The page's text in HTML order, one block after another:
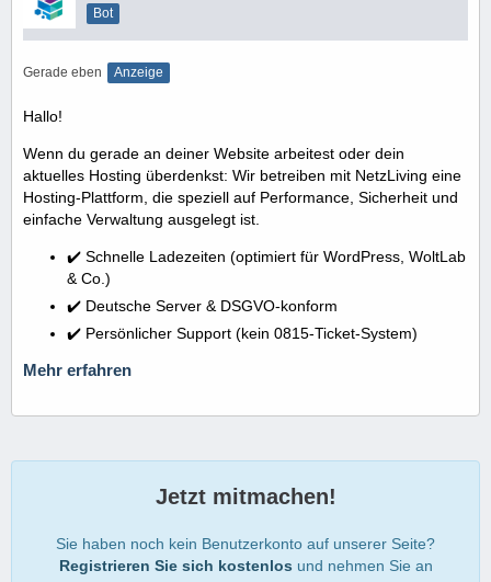
Bot
Gerade eben Anzeige
Hallo!
Wenn du gerade an deiner Website arbeitest oder dein
aktuelles Hosting überdenkst: Wir betreiben mit NetzLiving eine
Hosting-Plattform, die speziell auf Performance, Sicherheit und
einfache Verwaltung ausgelegt ist.
✔️ Schnelle Ladezeiten (optimiert für WordPress, WoltLab
& Co.)
✔️ Deutsche Server & DSGVO-konform
✔️ Persönlicher Support (kein 0815-Ticket-System)
Mehr erfahren
Jetzt mitmachen!
Sie haben noch kein Benutzerkonto auf unserer Seite?
Registrieren Sie sich kostenlos und nehmen Sie an